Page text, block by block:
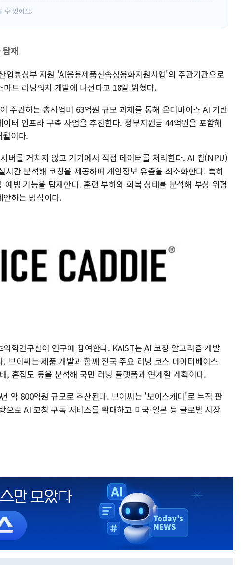
수 있어요.
탑재
업통상부 지원 'AI응용제품신속상용화지원사업'의 주관기관으로
트 러닝워치 개발에 나선다고 18일 밝혔다.
주관하는 총사업비 63억원 규모 과제를 통해 온디바이스 AI 기반
터 인프라 구축 사업을 추진한다. 정부지원금 44억원을 포함해
월이다.
버를 거치지 않고 기기에서 직접 데이터를 처리한다. AI 칩(NPU)
시간 분석해 코칭을 제공하며 개인정보 유출을 최소화한다. 특히
방 기능을 탑재한다. 훈련 부하와 회복 상태를 분석해 부상 위험
안하는 방식이다.
학연구실이 연구에 참여한다. KAIST는 AI 코칭 알고리즘 개발
브이씨는 제품 개발과 함께 전국 주요 러닝 코스 데이터베이스
, 혼잡도 등을 분석해 국민 러닝 플랫폼과 연계할 계획이다.
약 800억원 규모로 추산된다. 브이씨는 '보이스캐디'로 누적 판
으로 AI 코칭 구독 서비스를 확대하고 미국·일본 등 글로벌 시장